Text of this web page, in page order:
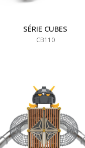
SÉRIE CUBES
CB110